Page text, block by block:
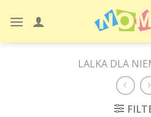
LALKA DLA